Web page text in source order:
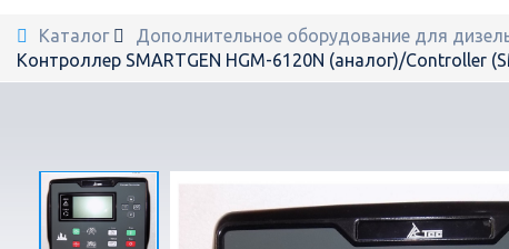
Каталог Дополнительное оборудование для
Контроллер SMARTGEN HGM-6120N (аналог)/Controller